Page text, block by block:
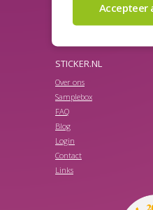
Productetiketten
Promotie stickers
STICKER.NL
Over ons
Samplebox
FAQ
Blog
Login
Contact
Links